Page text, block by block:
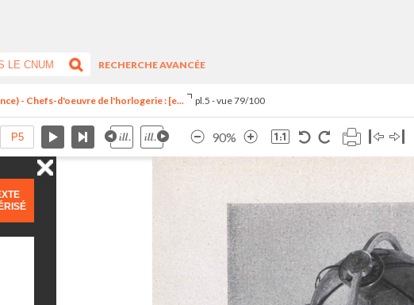
RECHERCHE AVANCÉE
- Chefs-d'oeuvre de l'horlogerie : [e... pl.5 - vue 79/100
90%